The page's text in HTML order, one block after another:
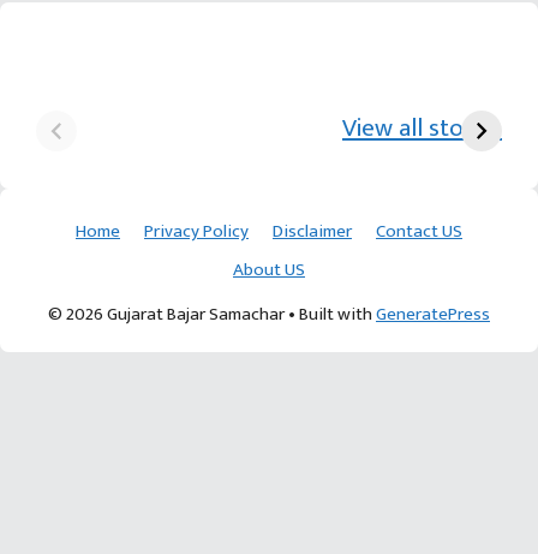
View all stories
ખેડૂતની કમાલ આચાર્ય દેવવ્રતજી
Home Privacy Policy Disclaimer
Contact US
About US
© 2026 Gujarat Bajar Samachar• Built withGeneratePress